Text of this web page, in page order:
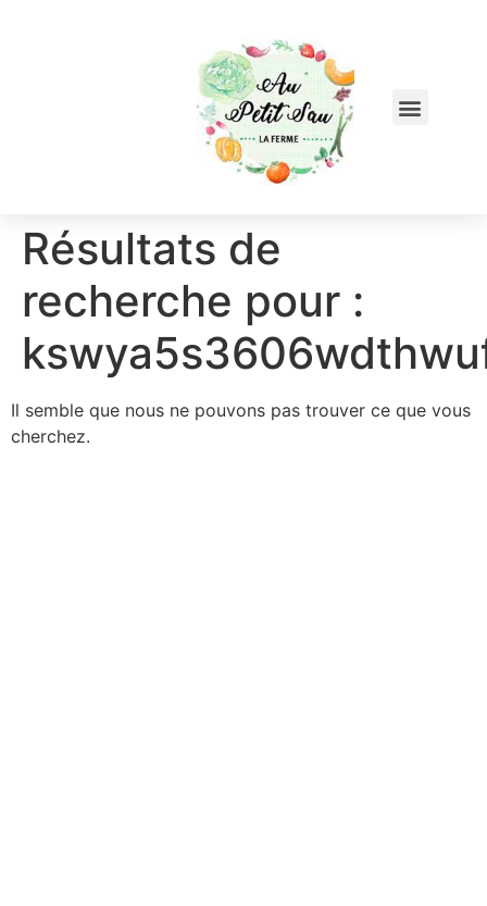
Résultats de
recherche pour :
Il semble que nous ne pouvons pas trouver ce que vous
cherchez.